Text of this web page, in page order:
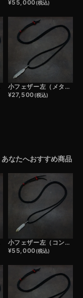
¥55,000(税込)
小フェザー左（メタル）×鹿革紐×アンティークビーズ/ネックレスカスタム
¥27,500(税込)
あなたへおすすめ商品
小フェザー左（コンビ）×鹿革紐×アンティークビーズ/ネックレスカスタム
¥55,000(税込)